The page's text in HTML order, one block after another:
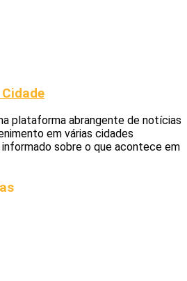
plataforma abrangente de notícias
em várias cidades
informado sobre o que acontece em